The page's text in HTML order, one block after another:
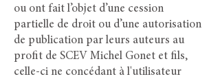
ou ont fait l’objet d’une cession
partielle de droit ou d’une autorisation
de publication par leurs auteurs au
profit de SCEV Michel Gonet et fils,
celle-ci ne concédant à l'utilisateur